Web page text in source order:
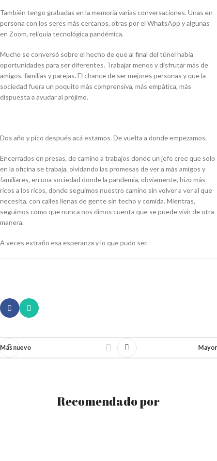
También tengo grabadas en la memoria varias conversaciones. Unas en
persona con los seres más cercanos, otras por el WhatsApp y algunas
en Zoom, reliquia tecnológica pandémica.
Mucho se conversó sobre el hecho de que al final del túnel había
oportunidades para ser diferentes. Trabajar menos y disfrutar más de
amigos, familias y parejas. El chance de ser mejores personas y que la
sociedad fuera un poquito más comprensiva, más empática, más
dispuesta a ayudar al prójimo.
Dos año y pico después acá estamos. De vuelta a donde empezamos.
Encerrados en presas, de camino a trabajos donde un jefe cree que solo
en la oficina se trabaja, olvidando las promesas de ver a más amigos y
familiares, en una sociedad donde la pandemia, obviamente, hizo más
ricos a los ricos, donde seguimos nuestro camino sin volver a ver al que
necesita, con calles llenas de gente sin techo y comida. Mientras,
seguimos como que nunca nos dimos cuenta que se puede vivir de otra
manera.
A veces extraño esa esperanza y lo que pudo ser.
Más nuevo Mayor
Recomendado por